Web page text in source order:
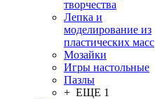
творчества
Лепка и
моделирование из
пластических масс
Мозайки
Игры настольные
Пазлы
+ ЕЩЕ 1